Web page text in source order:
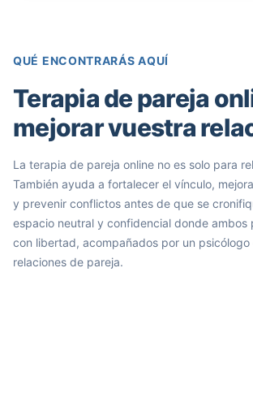
QUÉ ENCONTRARÁS AQUÍ
Terapia de pareja
mejorar vuestra
La terapia de pareja online no es solo para
También ayuda a fortalecer el vínculo,
y prevenir conflictos antes de que se
espacio neutral y confidencial donde ambos
con libertad, acompañados por un psicólogo
relaciones de pareja.